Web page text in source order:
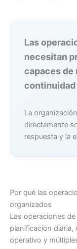
Las
necesitan
capaces de
La
directamente
respuesta y la
Por qué las
organizados
Las operaciones
planificación
operativo y